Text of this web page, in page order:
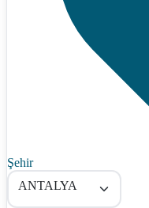
Şehir
ANTALYA